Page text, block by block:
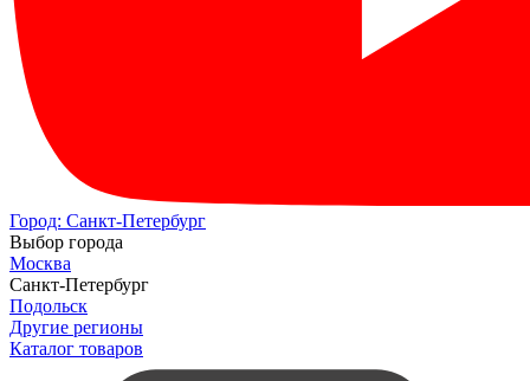
Город: Санкт-Петербург
Выбор города
Москва
Санкт-Петербург
Подольск
Другие регионы
Каталог товаров